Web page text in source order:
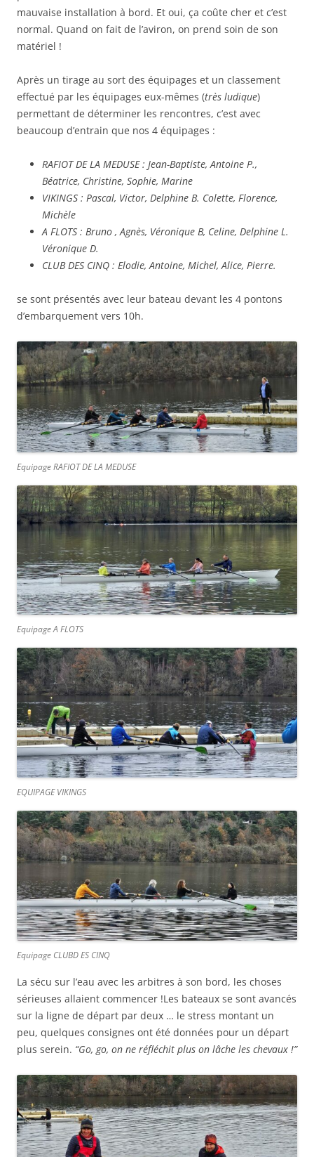
mauvaise installation à bord. Et oui, ça coûte cher et c’est
normal. Quand on fait de l’aviron, on prend soin de son
matériel !
Après un tirage au sort des équipages et un classement
effectué par les équipages eux-mêmes (très ludique)
permettant de déterminer les rencontres, c’est avec
beaucoup d’entrain que nos 4 équipages :
RAFIOT DE LA MEDUSE : Jean-Baptiste, Antoine P.,
Béatrice, Christine, Sophie, Marine
VIKINGS : Pascal, Victor, Delphine B. Colette, Florence,
Michèle
A FLOTS : Bruno , Agnès, Véronique B, Celine, Delphine L.
Véronique D.
CLUB DES CINQ : Elodie, Antoine, Michel, Alice, Pierre.
se sont présentés avec leur bateau devant les 4 pontons
d’embarquement vers 10h.
Equipage RAFIOT DE LA MEDUSE
Equipage A FLOTS
EQUIPAGE VIKINGS
Equipage CLUBD ES CINQ
La sécu sur l’eau avec les arbitres à son bord, les choses
sérieuses allaient commencer !Les bateaux se sont avancés
sur la ligne de départ par deux … le stress montant un
peu, quelques consignes ont été données pour un départ
plus serein. “Go, go, on ne réfléchit plus on lâche les chevaux !”